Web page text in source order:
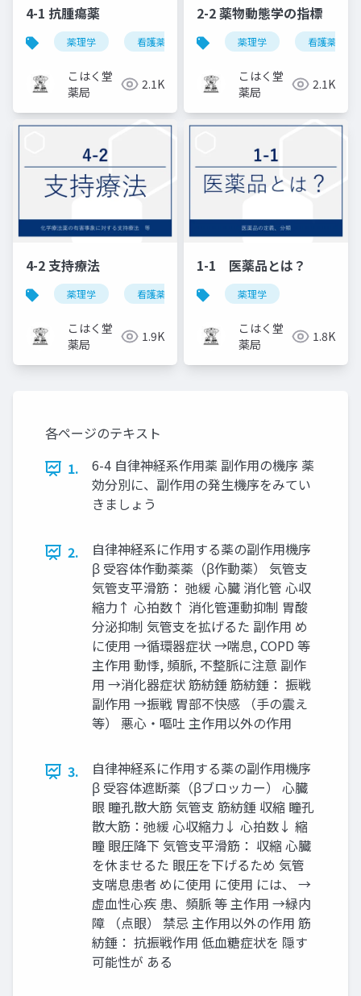
4-1 抗腫瘍薬
薬理学 看護薬理学
こはく堂
薬局
2.1K
2-2 薬物動態学の指標
薬理学 看護薬理学
こはく堂
薬局
2.1K
4-2 支持療法
薬理学 看護薬理学
こはく堂
薬局
1.9K
1-1 医薬品とは？
薬理学
こはく堂
薬局
1.8K
各ページのテキスト
1.
6-4 自律神経系作用薬 副作用の機序 薬
効分別に、副作用の発生機序をみてい
きましょう
2.
自律神経系に作用する薬の副作用機序
β 受容体作動薬薬（β作動薬） 気管支
気管支平滑筋： 弛緩 心臓 消化管 心収
縮力↑ 心拍数↑ 消化管運動抑制 胃酸
分泌抑制 気管支を拡げるた 副作用 め
に使用 →循環器症状 →喘息, COPD 等
主作用 動悸, 頻脈, 不整脈に注意 副作
用 →消化器症状 筋紡錘 筋紡錘： 振戦
副作用 →振戦 胃部不快感 （手の震え
等） 悪心・嘔吐 主作用以外の作用
3.
自律神経系に作用する薬の副作用機序
β 受容体遮断薬（βブロッカー） 心臓
眼 瞳孔散大筋 気管支 筋紡錘 収縮 瞳孔
散大筋：弛緩 心収縮力↓ 心拍数↓ 縮
瞳 眼圧降下 気管支平滑筋： 収縮 心臓
を休ませるた 眼圧を下げるため 気管
支喘息患者 めに使用 に使用 には、 →
虚血性心疾 患、頻脈 等 主作用 →緑内
障 （点眼） 禁忌 主作用以外の作用 筋
紡錘： 抗振戦作用 低血糖症状を 隠す
可能性が ある